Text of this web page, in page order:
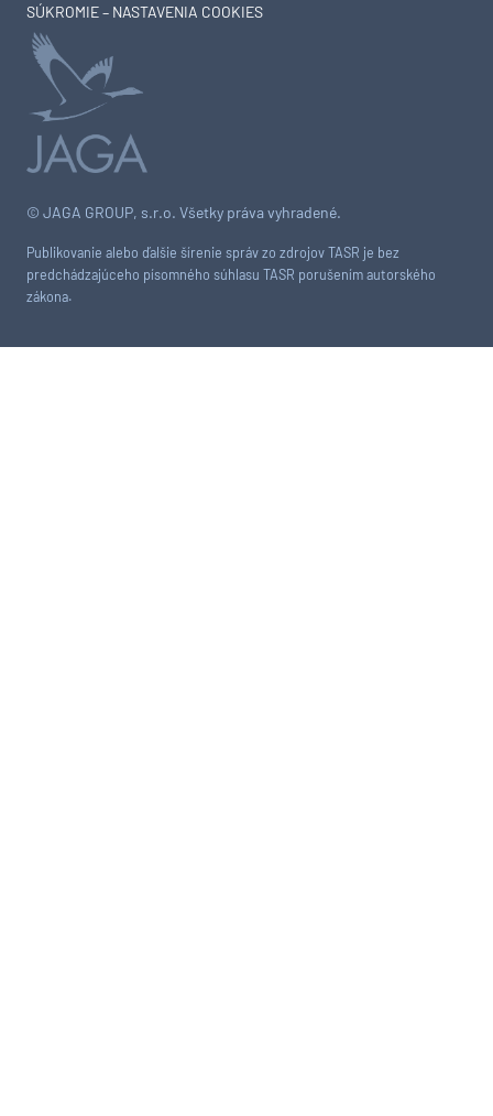
© JAGA GROUP, s.r.o. Všetky práva vyhradené.
Publikovanie alebo ďalšie šírenie správ zo zdrojov TASR je bez
predchádzajúceho písomného súhlasu TASR porušením autorského
zákona.
SÚKROMIE – NASTAVENIA COOKIES